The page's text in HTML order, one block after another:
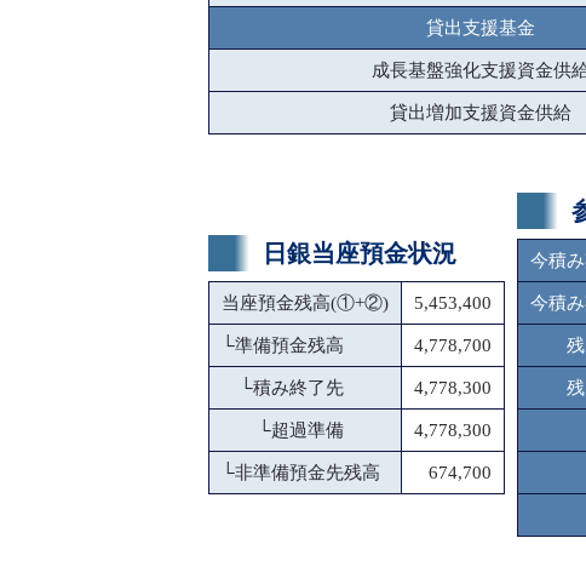
貸出支援基金
成長基盤強化支援資金供
貸出増加支援資金供給
日銀当座預金状況
当座預金残高(①+②) 5,453,400
└準備預金残高 4,778,700
└積み終了先 4,778,300
└超過準備 4,778,300
└非準備預金先残高 674,700
今積
今積